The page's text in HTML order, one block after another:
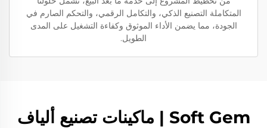
المتكاملة التصنيع الذكي، والتكامل الرقمي، والتحكم الصارم في
الجودة، مما يضمن الأداء الموثوق وكفاءة التشغيل على المدى
الطويل.
Soft Gem | ماكينات تصنيع ألياف